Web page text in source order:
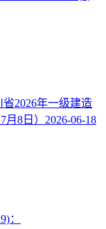
省2026年一级建造
8日） 2026-06-18
：